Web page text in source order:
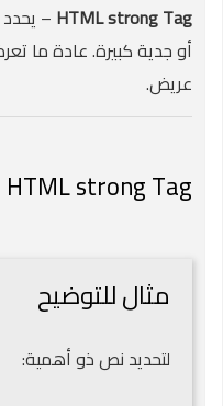
HTML strong Tag
–
أو جدية كبيرة. عادة ما
عريض.
HTML strong Tag
مثال للتوضيح
لتحديد نص ذو أهمية: